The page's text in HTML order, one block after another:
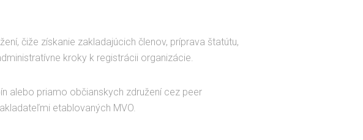
čiže získanie zakladajúcich členov, príprava štatútu,
kroky k registrácii organizácie.
alebo priamo občianskych združení cez peer
etablovaných MVO.